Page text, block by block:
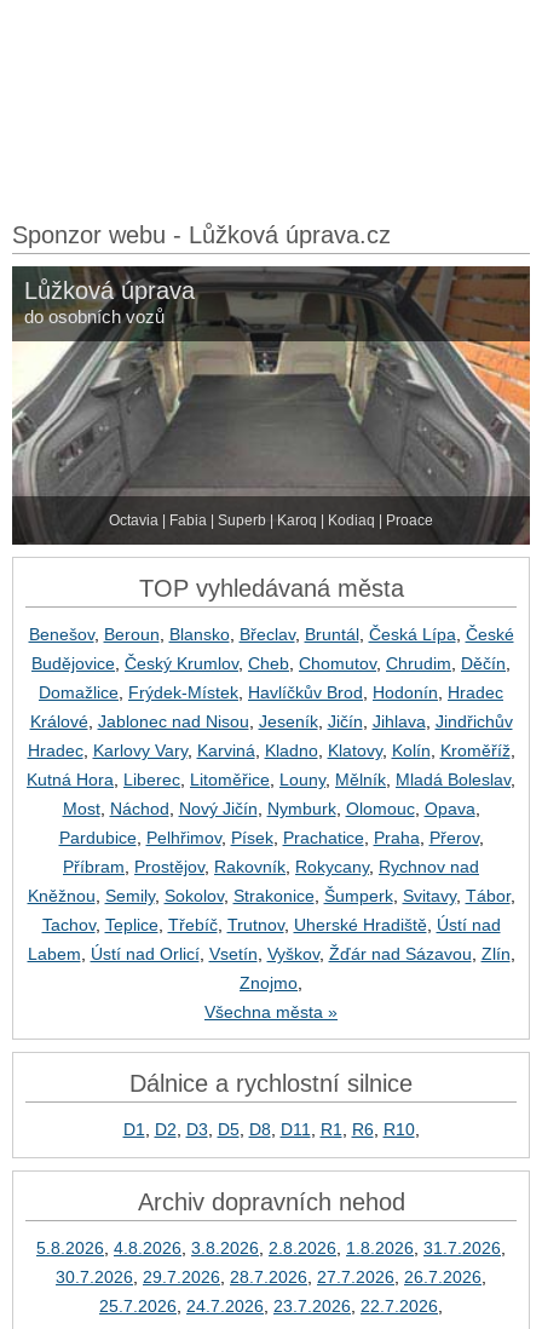
Sponzor webu - Lůžková úprava.cz
Lůžková úprava
do osobních vozů
Octavia | Fabia | Superb | Karoq | Kodiaq | Proace
TOP vyhledávaná města
Benešov, Beroun Blansko, Břeclav, Bruntál, Česká Lípa České
Budějovice Český Krumlov, Cheb Chomutov, Chrudim Děčín
Domažlice Frýdek-Místek Havlíčkův Brod Hodonín
Hradec
Králové, Jablonec nad Nisou Jeseník, Jičín Jihlava Jindřichův
Hradec, Karlovy Vary, Karviná Kladno, Klatovy, Kolín Kroměříž,
Kutná Hora
Liberec Litoměřice Louny, Mělník Mladá Boleslav,
Most, Náchod Nový Jičín Nymburk, Olomouc, Opava
Pardubice, Pelhřimov, Písek, Prachatice, Praha Přerov,
Příbram
Prostějov, Rakovník Rokycany, Rychnov nad
Kněžnou Semily, Sokolov, Strakonice, Šumperk, Svitavy, Tábor,
Tachov, Teplice, Třebíč, Trutnov, Uherské Hradiště, Ústí nad
Labem
Ústí nad Orlicí, Vsetín Vyškov, Žďár nad Sázavou Zlín
Znojmo
Všechna města »
Dálnice a rychlostní silnice
D1 D2 D3 D5, D8, D11 R1 R6, R10,
Archiv dopravních nehod
5.8.2026 4.8.2026 3.8.2026 2.8.2026 1.8.2026 31.7.2026
30.7.2026 29.7.2026 28.7.2026 27.7.2026 26.7.2026
25.7.2026 24.7.2026 23.7.2026 22.7.2026